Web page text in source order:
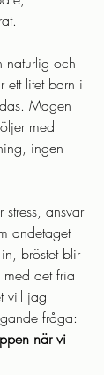
naturlig och
ett litet barn i
Magen
med
ingen
stress, ansvar
andetaget
bröstet blir
med det fria
vill jag
fråga:
när vi